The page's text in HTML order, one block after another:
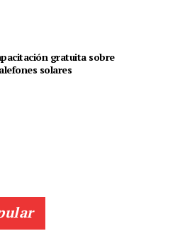
gratuita sobre
solares